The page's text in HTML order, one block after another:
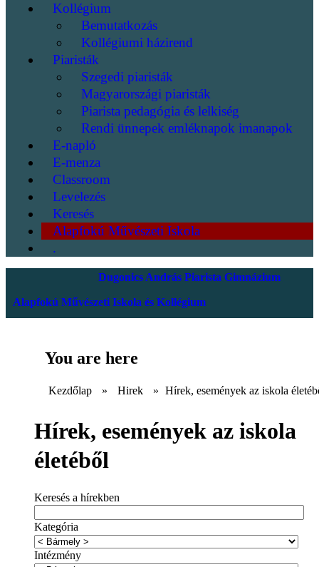
Kollégium
Bemutatkozás
Kollégiumi házirend
Piaristák
Szegedi piaristák
Magyarországi piaristák
Piarista pedagógia és lelkiség
Rendi ünnepek emléknapok imanapok
E-napló
E-menza
Classroom
Levelezés
Keresés
Alapfokú Művészeti Iskola
.
Dugonics András Piarista Gimnázium
Alapfokú Művészeti Iskola és Kollégium
You are here
Kezdőlap » Hirek » Hírek, események az iskola
Hírek, események az iskola
életéből
Keresés a hírekben
Kategória
Intézmény